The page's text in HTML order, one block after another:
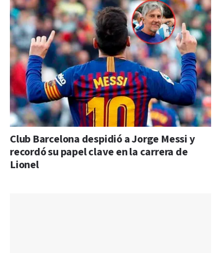
Club Barcelona despidió a Jorge Messi y
recordó su papel clave en la carrera de
Lionel